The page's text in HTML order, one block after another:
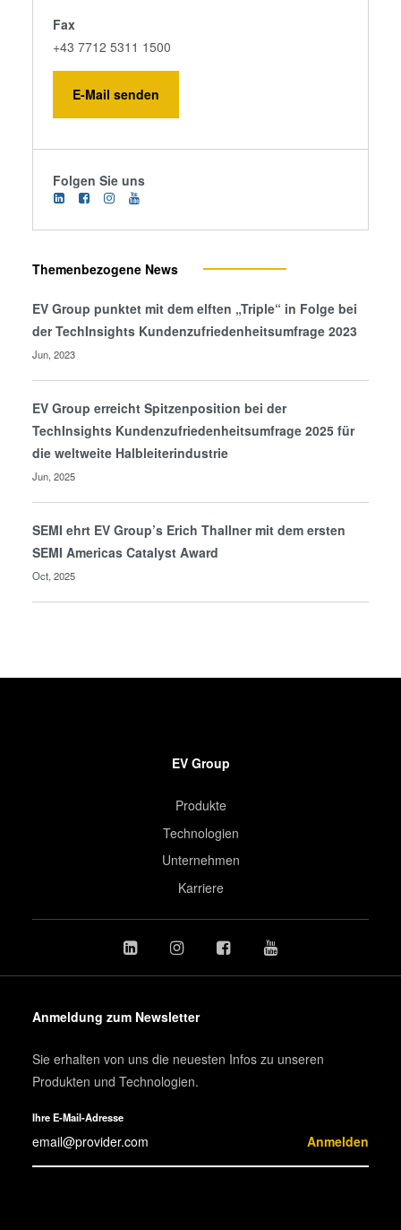
Fax
+43 7712 5311 1500
E-Mail senden
Folgen Sie uns
Themenbezogene News
EV Group punktet mit dem elften „Triple“ in Folge bei
der TechInsights Kundenzufriedenheitsumfrage 2023
Jun, 2023
EV Group erreicht Spitzenposition bei der
TechInsights Kundenzufriedenheitsumfrage 2025 für
die weltweite Halbleiterindustrie
Jun, 2025
SEMI ehrt EV Group’s Erich Thallner mit dem ersten
SEMI Americas Catalyst Award
Oct, 2025
EV Group
Produkte
Technologien
Unternehmen
Karriere
Anmeldung zum Newsletter
Sie erhalten von uns die neuesten Infos zu unseren
Produkten und Technologien.
Ihre E-Mail-Adresse
Anmelden